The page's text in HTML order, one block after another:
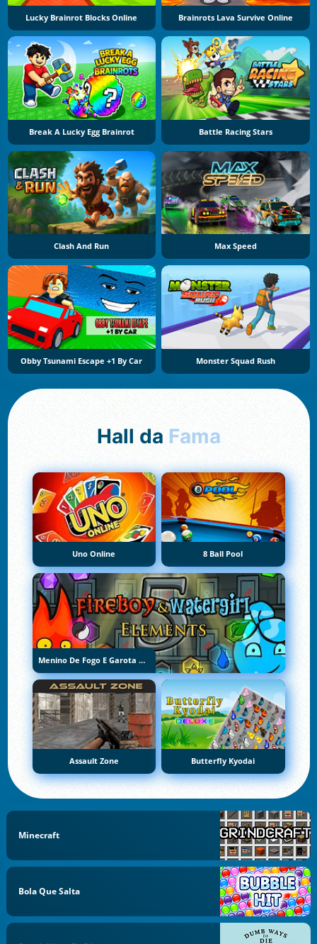
Lucky Brainrot Blocks Online Brainrots Lava Survive Online
Break A Lucky Egg Brainrot Battle Racing Stars
Clash And Run Max Speed
Obby Tsunami Escape +1 By Car Monster Squad Rush
Hall da Fama
Uno Online 8 Ball Pool
Menino De Fogo E Garota De Água 5: Elementos
Assault Zone Butterfly Kyodai
Minecraft
Bola Que Salta